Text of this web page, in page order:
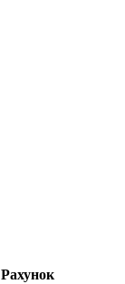
Рахунок